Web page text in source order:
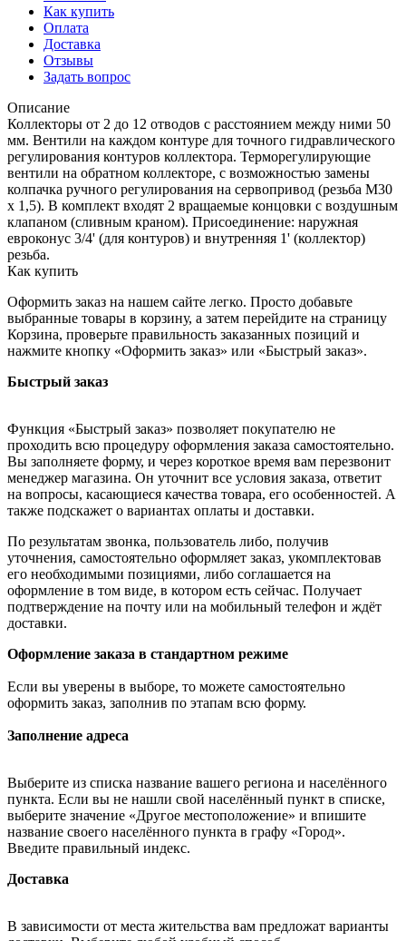
Как купить
Оплата
Доставка
Отзывы
Задать вопрос
Описание
Коллекторы от 2 до 12 отводов с расстоянием между ними 50
мм. Вентили на каждом контуре для точного гидравлического
регулирования контуров коллектора. Терморегулирующие
вентили на обратном коллекторе, с возможностью замены
колпачка ручного регулирования на сервопривод (резьба М30
х 1,5). В комплект входят 2 вращаемые концовки с воздушным
клапаном (сливным краном). Присоединение: наружная
евроконус 3/4' (для контуров) и внутренняя 1' (коллектор)
резьба.
Как купить
Оформить заказ на нашем сайте легко. Просто добавьте
выбранные товары в корзину, а затем перейдите на страницу
Корзина, проверьте правильность заказанных позиций и
нажмите кнопку «Оформить заказ» или «Быстрый заказ».
Быстрый заказ
Функция «Быстрый заказ» позволяет покупателю не
проходить всю процедуру оформления заказа самостоятельно.
Вы заполняете форму, и через короткое время вам перезвонит
менеджер магазина. Он уточнит все условия заказа, ответит
на вопросы, касающиеся качества товара, его особенностей. А
также подскажет о вариантах оплаты и доставки.
По результатам звонка, пользователь либо, получив
уточнения, самостоятельно оформляет заказ, укомплектовав
его необходимыми позициями, либо соглашается на
оформление в том виде, в котором есть сейчас. Получает
подтверждение на почту или на мобильный телефон и ждёт
доставки.
Оформление заказа в стандартном режиме
Если вы уверены в выборе, то можете самостоятельно
оформить заказ, заполнив по этапам всю форму.
Заполнение адреса
Выберите из списка название вашего региона и населённого
пункта. Если вы не нашли свой населённый пункт в списке,
выберите значение «Другое местоположение» и впишите
название своего населённого пункта в графу «Город».
Введите правильный индекс.
Доставка
В зависимости от места жительства вам предложат варианты